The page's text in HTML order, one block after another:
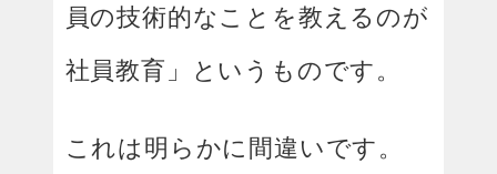
員の技術的なことを教えるのが
社員教育」というものです。
これは明らかに間違いです。